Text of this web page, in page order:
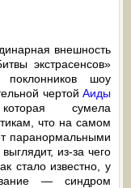
внешность
экстрасенсов»
шоу
чертой Аиды
сумела
что на самом
паранормальными
из-за чего
стало известно, у
— синдром